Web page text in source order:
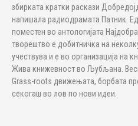
збирката кратки раскази
напишала радиодрамата Патник.
поместен во антологијата
творештво е добитничка на
учествува и е во организација на
Жива книжевност во Љубљана.
Grass-roots движењата, борбата
секогаш во лов по нови идеи.